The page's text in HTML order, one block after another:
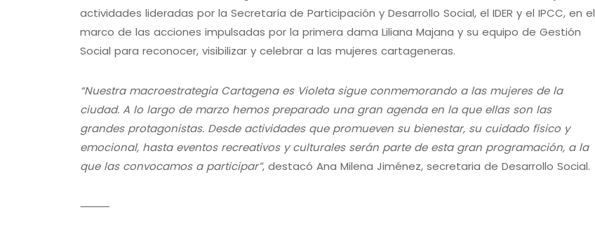
actividades lideradas por la Secretaría de Participación y Desarrollo Social, el IDER y el IPCC, en el
marco de las acciones impulsadas por la primera dama Liliana Majana y su equipo de Gestión
Social para reconocer, visibilizar y celebrar a las mujeres cartageneras.
“Nuestra macroestrategia Cartagena es Violeta sigue conmemorando a las mujeres de la
ciudad. A lo largo de marzo hemos preparado una gran agenda en la que ellas son las
grandes protagonistas. Desde actividades que promueven su bienestar, su cuidado físico y
emocional, hasta eventos recreativos y culturales serán parte de esta gran programación, a la
que las convocamos a participar”, destacó Ana Milena Jiménez, secretaria de Desarrollo Social.
⸻